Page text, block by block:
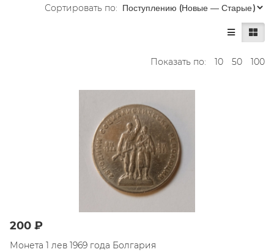
Сортировать по:
Показать по: 10 50 100
200 ₽
Монета 1 лев 1969 года Болгария